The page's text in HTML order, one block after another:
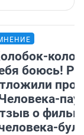
боюсь!
о